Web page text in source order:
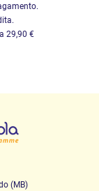
29,90 €
(MB)